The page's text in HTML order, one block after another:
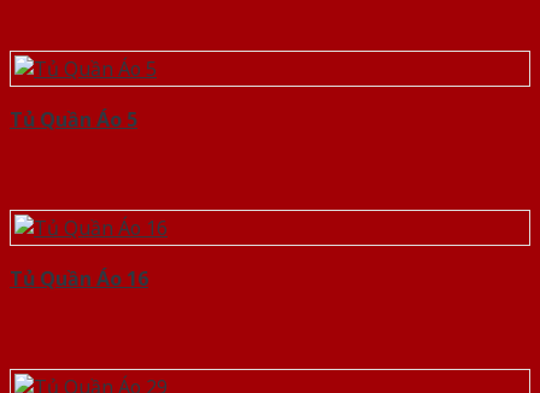
Tủ Quần Áo 5
Tủ Quần Áo 16